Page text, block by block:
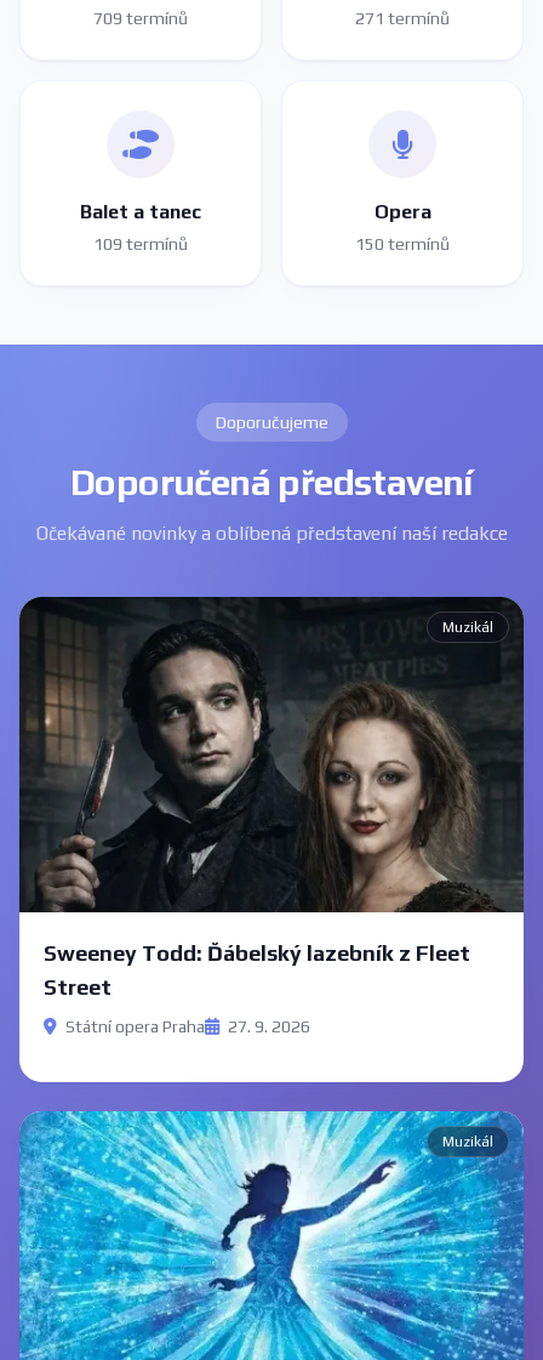
709 termínů 271 termínů
Balet a tanec
109 termínů
Opera
150 termínů
Doporučujeme
Doporučená představení
Očekávané novinky a oblíbená představení naší redakce
Muzikál
Sweeney Todd: Ďábelský lazebník z Fleet
Street
Státní opera Praha 27. 9. 2026
Muzikál